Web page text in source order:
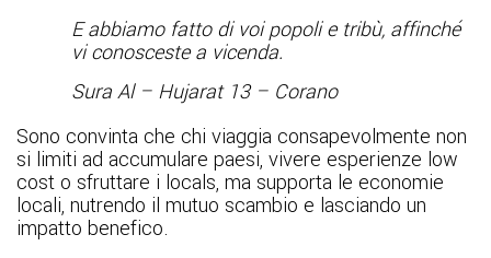
E abbiamo fatto di voi popoli e tribù, affinché
vi conosceste a vicenda.
Sura Al – Hujarat 13 – Corano
Sono convinta che chi viaggia consapevolmente non
si limiti ad accumulare paesi, vivere esperienze low
cost o sfruttare i locals, ma supporta le economie
locali, nutrendo il mutuo scambio e lasciando un
impatto benefico.